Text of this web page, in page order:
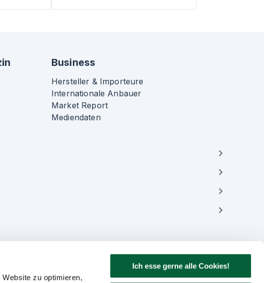
zu optimieren,
Ich esse gerne alle Cookies!
Business
Hersteller & Importeure
Internationale Anbauer
Market Report
Mediendaten